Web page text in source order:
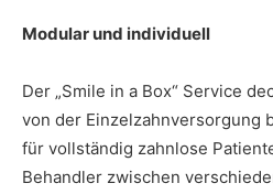
Modular und individuell
Der „Smile in a Box“ Service
von der Einzelzahnversorgung
für vollständig zahnlose
Behandler zwischen